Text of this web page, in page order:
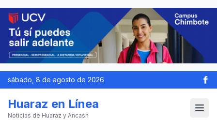
sábado, 8 de agosto de 2026
Huaraz en Línea
Noticias de Huaraz y Áncash